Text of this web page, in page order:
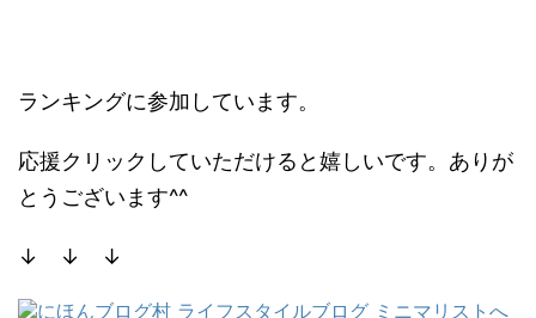
ランキングに参加しています。
応援クリックしていただけると嬉しいです。ありが
とうございます^^
↓ ↓ ↓